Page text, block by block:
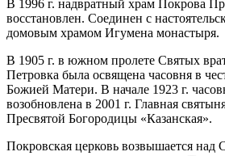
В 1996 г. надвратный храм Покрова
восстановлен. Соединен с
домовым храмом Игумена монастыря.
В 1905 г. в южном пролете Святых
Петровка была освящена часовня в
Божией Матери. В начале 1923 г.
возобновлена в 2001 г. Главная
Пресвятой Богородицы «Казанская».
Покровская церковь возвышается над